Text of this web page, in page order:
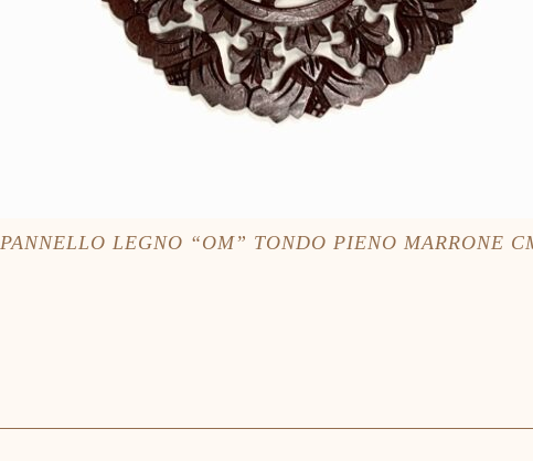
PANNELLO LEGNO “OM” TONDO PIENO MARRONE